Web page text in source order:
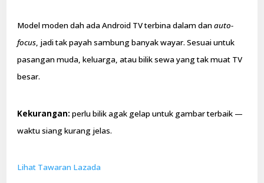
Model moden dah ada Android TV terbina dalam danauto-
focus, jadi tak payah sambung banyak wayar. Sesuai untuk
pasangan muda, keluarga, atau bilik sewa yang tak muat TV
besar.
Kekurangan: perlu bilik agak gelap untuk gambar terbaik —
waktu siang kurang jelas.
Lihat Tawaran Lazada